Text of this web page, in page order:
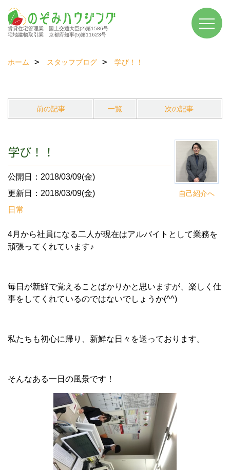
賃貸住宅管理業 国土交通大臣(2)第1586号
宅地建物取引業 京都府知事(5)第11623号
ホーム スタッフブログ 学び！！
前の記事 一覧 次の記事
自己紹介へ
学び！！
公開日：2018/03/09(金)
更新日：2018/03/09(金)
日常
4月から社員になる二人が現在はアルバイトとして業務を
頑張ってくれています♪
毎日が新鮮で覚えることばかりかと思いますが、楽しく仕
事をしてくれているのではないでしょうか(^^)
私たちも初心に帰り、新鮮な日々を送っております。
そんなある一日の風景です！